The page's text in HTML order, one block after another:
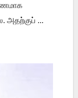
அதற்குப் ...